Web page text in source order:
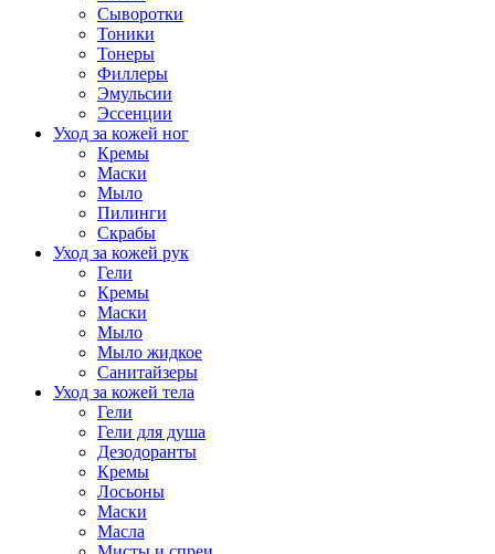
Сыворотки
Тоники
Тонеры
Филлеры
Эмульсии
Эссенции
Уход за кожей ног
Кремы
Маски
Мыло
Пилинги
Скрабы
Уход за кожей рук
Гели
Кремы
Маски
Мыло
Мыло жидкое
Санитайзеры
Уход за кожей тела
Гели
Гели для душа
Дезодоранты
Кремы
Лосьоны
Маски
Масла